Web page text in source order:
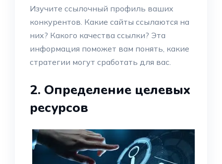
Изучите ссылочный профиль ваших
конкурентов. Какие сайты ссылаются на
них? Какого качества ссылки? Эта
информация поможет вам понять, какие
стратегии могут сработать для вас.
2. Определение целевых
ресурсов